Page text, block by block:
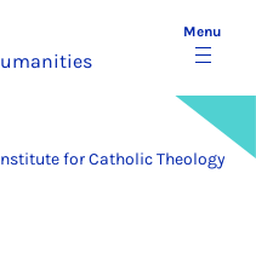
Menu
for Catholic Theology